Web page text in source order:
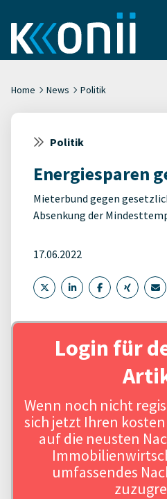
Home News Politik
Politik
Energiesparen
Mieterbund gegen
Absenkung der
17.06.2022
Login für
Wenn noch nicht
sich jetzt Ihren
auf die neusten
umfassendes